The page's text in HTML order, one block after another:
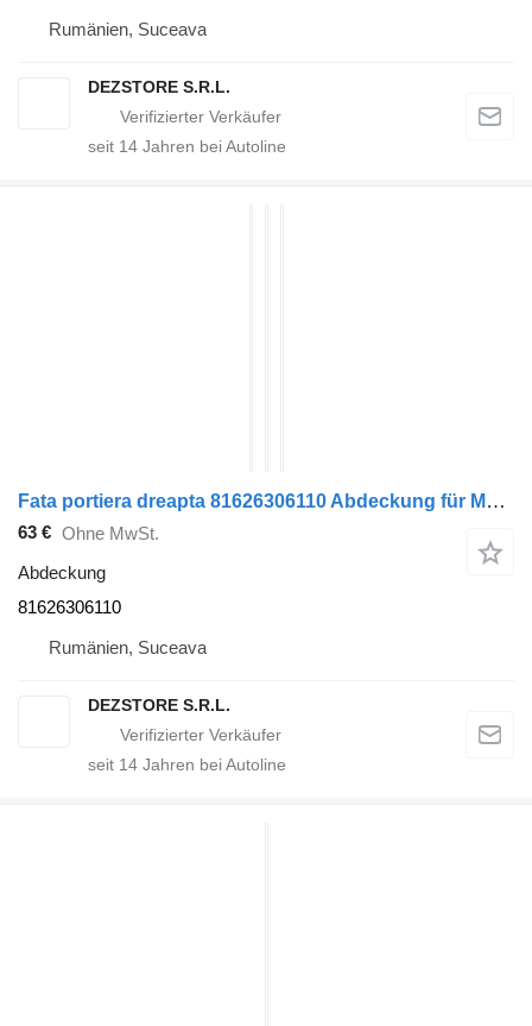
Rumänien, Suceava
DEZSTORE S.R.L.
seit 14 Jahren bei Autoline
Fata portiera dreapta 81626306110 Abdeckung für MAN TGX Sattelzugmaschine
63 € Ohne MwSt.
Abdeckung
81626306110
Rumänien, Suceava
DEZSTORE S.R.L.
seit 14 Jahren bei Autoline